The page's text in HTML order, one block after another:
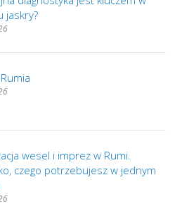
jaskry?
wesel i imprez w Rumi.
czego potrzebujesz w jednym